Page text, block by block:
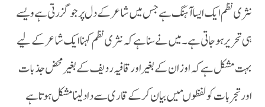
ہی تحریر ہو جاتی ہے ۔ میں نے سنا ہے کہ نثری نظم کہنا ایک شاعر کے لیے
بہت مشکل ہے کہ اوزان کے بغیر اور قافیہ ردیف کے بغیر محض جذبات
اور تجربات کو لفظو ںمیں بیان کر کے قاری سے داد لینا مشکل ہوتا ہے